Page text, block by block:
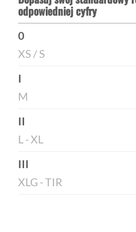
odpowiedniej cyfry
0
XS / S
I
M
II
L - XL
III
XLG - TIR